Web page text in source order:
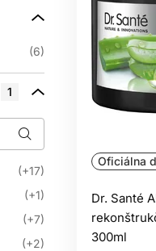
maska na vlasy
uhladením alebo
overte si, či
frekvencia
častejšie. Sledujte
použiť namiesto
vlasoch môže mať zmysel
6
1
+17
+1
+7
+2
Oficiálna
Dr. Santé
300ml